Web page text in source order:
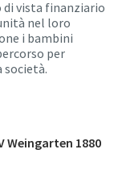
di vista finanziario
nel loro
i bambini
per
Weingarten 1880